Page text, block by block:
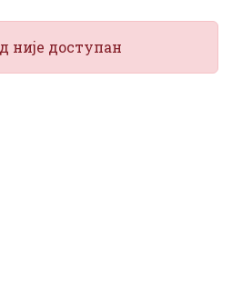
није доступан